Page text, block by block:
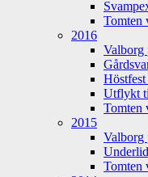
Tomten
2016
Valborg
Utflykt
Tomten
2015
Valborg
Tomten